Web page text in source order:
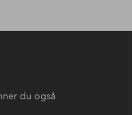
du også